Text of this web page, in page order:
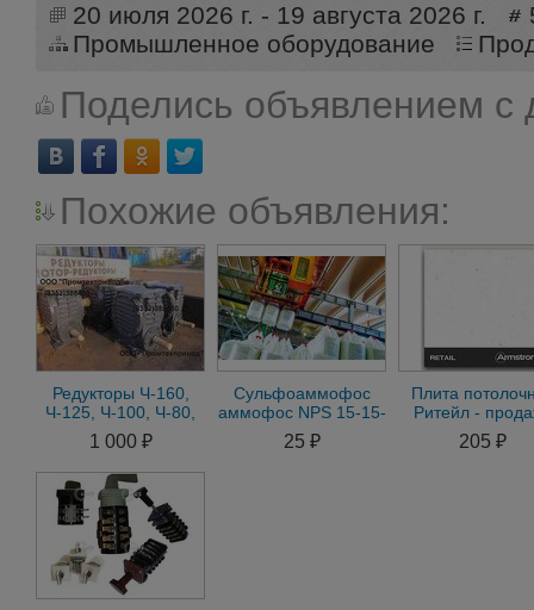
20 июля 2026 г. - 19 августа 2026 г.
Промышленное оборудование
Поделись объявлением с
Похожие объявления:
Редукторы Ч-160,
Ч-125, Ч-100, Ч-80,
Ч-63, Ч-40
1 000 ₽
Сульфоаммофос
аммофос NPS 15-15-
5-20
25 ₽
Плита
Ритейл -
205 ₽